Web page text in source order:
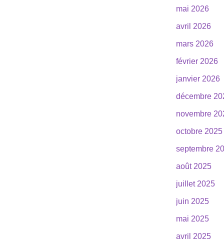
mai 2026
avril 2026
mars 2026
février 2026
janvier 2026
décembre
novembre
octobre 2025
septembre
août 2025
juillet 2025
juin 2025
mai 2025
avril 2025